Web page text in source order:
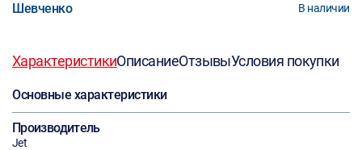
Шевченко В наличии
ХарактеристикиОписаниеОтзывыУсловия покупки
Основные характеристики
Производитель
Jet